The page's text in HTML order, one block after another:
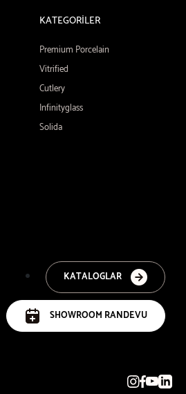
KATEGORİLER
Premium Porcelain
Vitrified
Cutlery
Infinityglass
Solida
KATALOGLAR
SHOWROOM RANDEVU